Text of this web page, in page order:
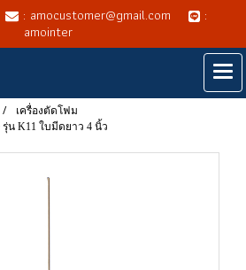
: amocustomer@gmail.com :
amointer
เครื่องตัดโฟม
รุ่น K11 ใบมีดยาว 4 นิ้ว